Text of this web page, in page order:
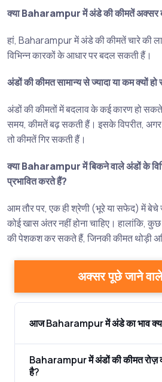
क्या Baharampur में अंडे की कीमतें अक्सर
हां, Baharampur में अंडे की कीमतें चारे की
विभिन्न कारकों के आधार पर बदल सकती हैं।
अंडों की कीमत सामान्य से ज्यादा या कम क्यों
अंडों की कीमतों में बदलाव के कई कारण हो सकते
समय, कीमतें बढ़ सकती हैं। इसके विपरीत, अगर
तो कीमतें गिर सकती हैं।
क्या Baharampur में बिकने वाले अंडों के
प्रभावित करते हैं?
आम तौर पर, एक ही श्रेणी (भूरे या सफेद) में बेचे
कोई खास अंतर नहीं होना चाहिए। हालांकि,
की पेशकश कर सकते हैं, जिनकी कीमत थोड़ी
अक्सर पूछे जाने
आज Baharampur में अंडे का भाव
Baharampur में अंडों की कीमत रोज़
है?